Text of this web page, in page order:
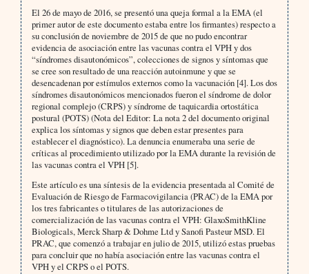
El 26 de mayo de 2016, se presentó una queja formal a la EMA (el
primer autor de este documento estaba entre los firmantes) respecto a
su conclusión de noviembre de 2015 de que no pudo encontrar
evidencia de asociación entre las vacunas contra el VPH y dos
“síndromes disautonómicos”, colecciones de signos y síntomas que
se cree son resultado de una reacción autoinmune y que se
desencadenan por estímulos externos como la vacunación [4]. Los dos
síndromes disautonómicos mencionados fueron el síndrome de dolor
regional complejo (CRPS) y síndrome de taquicardia ortostática
postural (POTS) (Nota del Editor: La nota 2 del documento original
explica los síntomas y signos que deben estar presentes para
establecer el diagnóstico). La denuncia enumeraba una serie de
críticas al procedimiento utilizado por la EMA durante la revisión de
las vacunas contra el VPH [5].
Este artículo es una síntesis de la evidencia presentada al Comité de
Evaluación de Riesgo de Farmacovigilancia (PRAC) de la EMA por
los tres fabricantes o titulares de las autorizaciones de
comercialización de las vacunas contra el VPH: GlaxoSmithKline
Biologicals, Merck Sharp & Dohme Ltd y Sanofi Pasteur MSD. El
PRAC, que comenzó a trabajar en julio de 2015, utilizó estas pruebas
para concluir que no había asociación entre las vacunas contra el
VPH y el CRPS o el POTS.